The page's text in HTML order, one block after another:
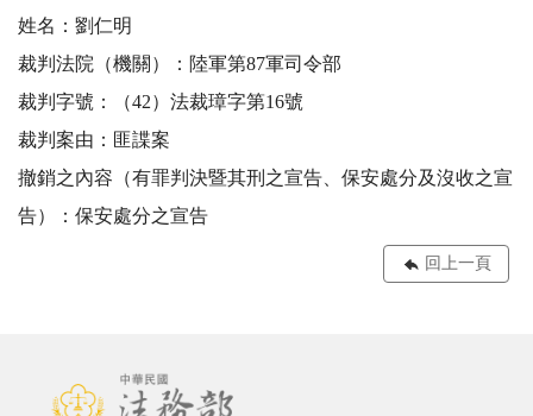
姓名：劉仁明
裁判法院（機關）：陸軍第87軍司令部
裁判字號：（42）法裁璋字第16號
裁判案由：匪諜案
撤銷之內容（有罪判決暨其刑之宣告、保安處分及沒收之宣
告）：保安處分之宣告
回上一頁